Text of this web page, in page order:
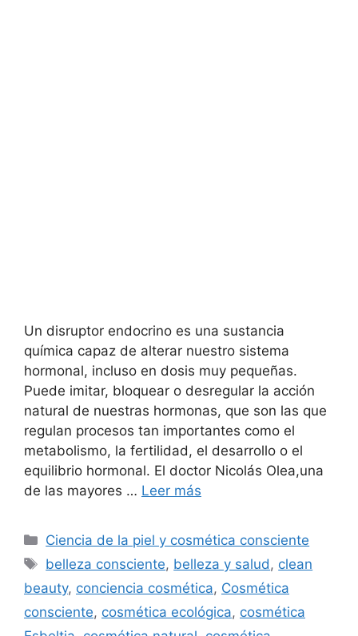
Un disruptor endocrino es una sustancia
química capaz de alterar nuestro sistema
hormonal, incluso en dosis muy pequeñas.
Puede imitar, bloquear o desregular la acción
natural de nuestras hormonas, que son las que
regulan procesos tan importantes como el
metabolismo, la fertilidad, el desarrollo o el
equilibrio hormonal. El doctor Nicolás Olea,una
de las mayores … Leer más
Ciencia de la piel y cosmética consciente
belleza consciente, belleza y salud , clean
beauty, conciencia cosmética, Cosmética
consciente, cosmética ecológica, cosmética